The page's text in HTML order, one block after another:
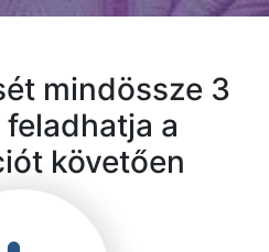
mindössze 3
a
követően